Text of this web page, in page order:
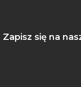
Zapisz się na